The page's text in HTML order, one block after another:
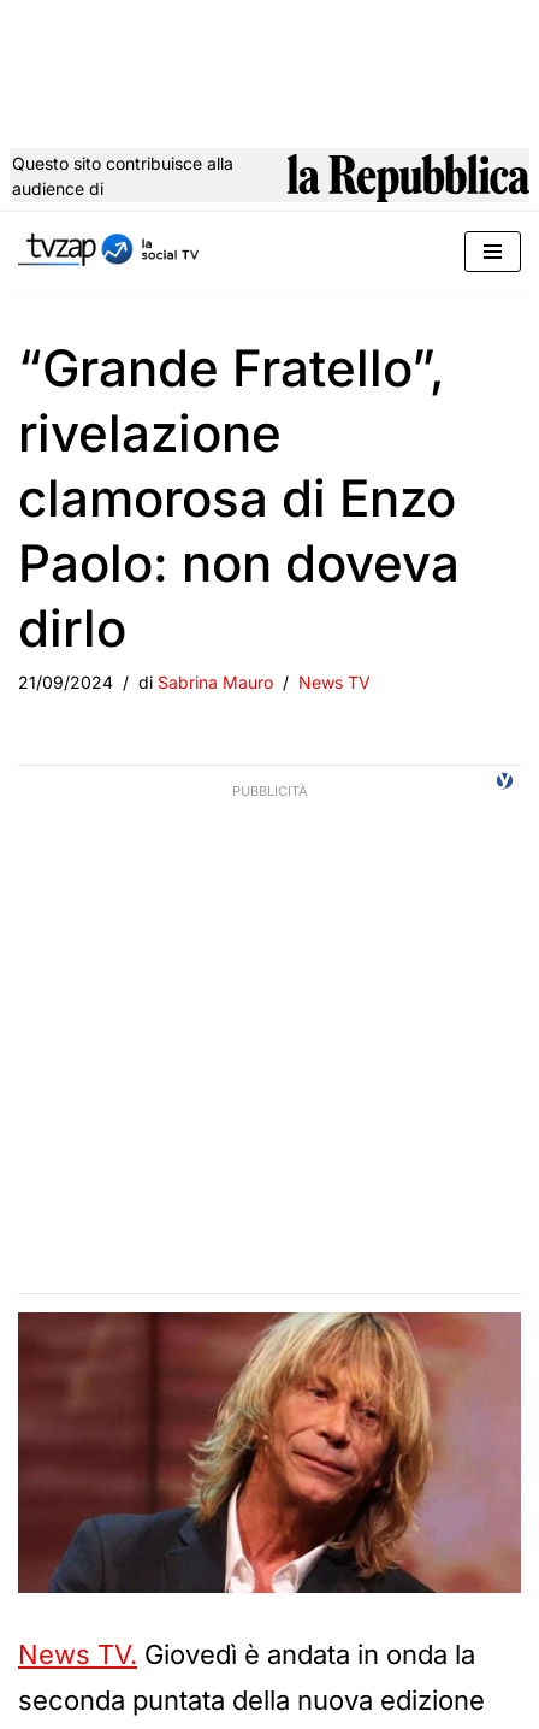
al
Questo sito contribuisce alla
audience di
“Grande Fratello”,
rivelazione
clamorosa di Enzo
Paolo: non doveva
dirlo
21/09/2024 di Sabrina Mauro News TV
News TV. Giovedì è andata in onda la
seconda puntata della nuova edizione